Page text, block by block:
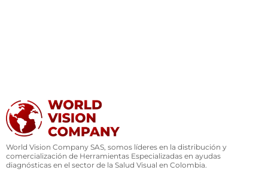
World Vision Company SAS, somos líderes en la distribución y
comercialización de Herramientas Especializadas en ayudas
diagnósticas en el sector de la Salud Visual en Colombia.